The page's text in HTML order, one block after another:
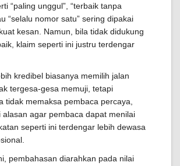
“paling unggul”, “terbaik tanpa
“selalu nomor satu” sering dipakai
kesan. Namun, bila tidak didukung
klaim seperti ini justru terdengar
kredibel biasanya memilih jalan
tergesa-gesa memuji, tetapi
tidak memaksa pembaca percaya,
alasan agar pembaca dapat menilai
seperti ini terdengar lebih dewasa
pembahasan diarahkan pada nilai